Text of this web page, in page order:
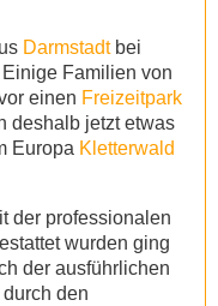
Darmstadtbei
Familien von
einen Freizeitpark
deshalb jetzt etwas
Europa Kletterwald
der professionalen
wurden ging
der ausführlichen
den